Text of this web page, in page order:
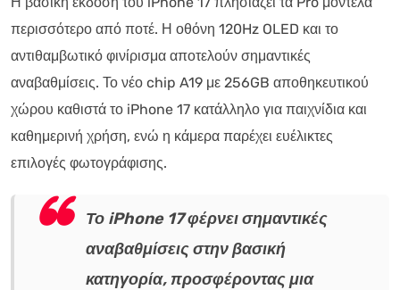
περισσότερο από ποτέ. Η οθόνη 120Hz OLED και το
αντιθαμβωτικό φινίρισμα αποτελούν σημαντικές
αναβαθμίσεις. Το νέο chip A19 με 256GB αποθηκευτικού
χώρου καθιστά το iPhone 17 κατάλληλο για παιχνίδια και
καθημερινή χρήση, ενώ η κάμερα παρέχει ευέλικτες
επιλογές φωτογράφισης.
Το iPhone 17 φέρνει σημαντικές
αναβαθμίσεις στην βασική
κατηγορία, προσφέροντας μια